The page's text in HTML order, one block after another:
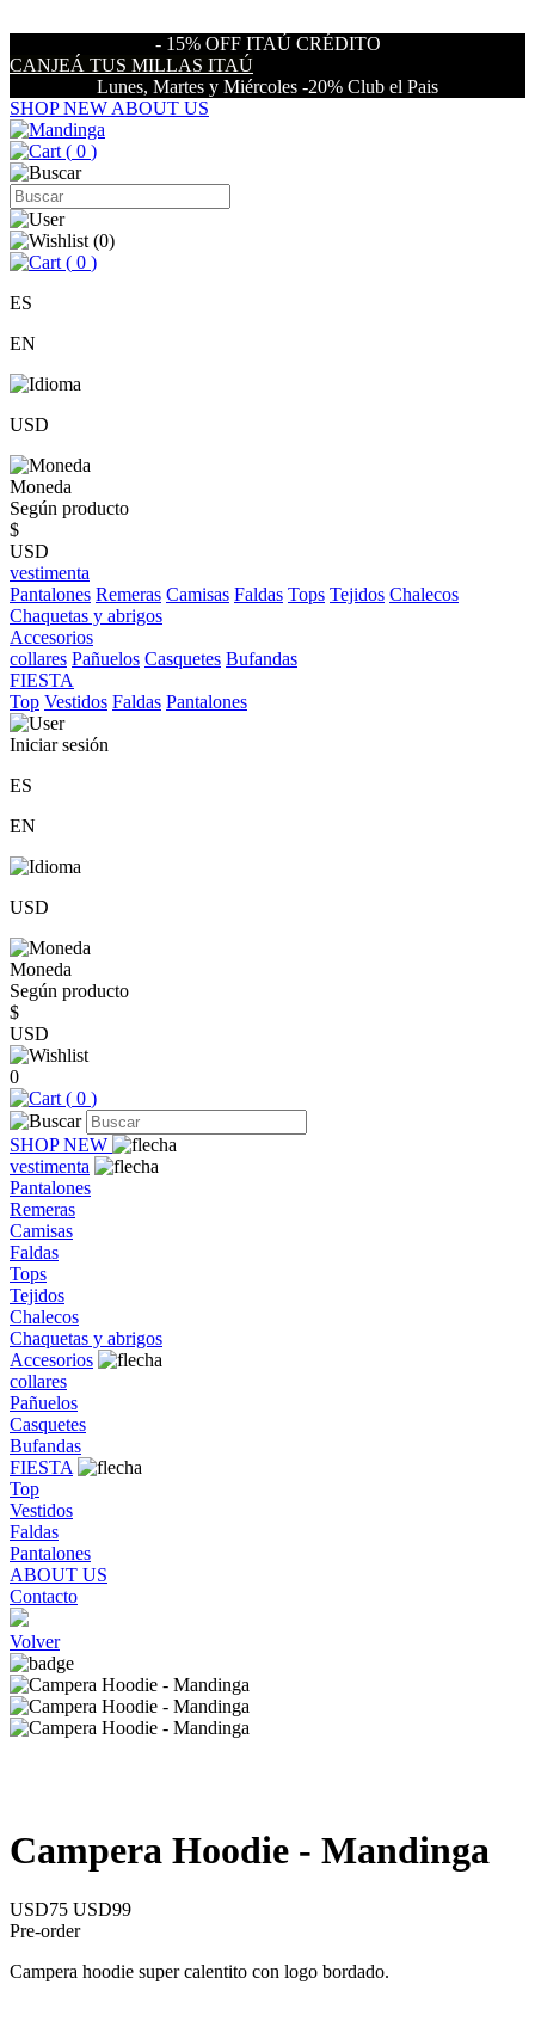
- 15% OFF ITAÚ CRÉDITO
CANJEÁ TUS MILLAS ITAÚ
Lunes, Martes y Miércoles -20% Club el Pais
SHOP NEW ABOUT US
( 0 )
(0)
( 0 )
ES
EN
USD
Moneda
Según producto
$
USD
vestimenta
Pantalones Remeras Camisas Faldas Tops Tejidos Chalecos
Chaquetas y abrigos
Accesorios
collares Pañuelos Casquetes Bufandas
FIESTA
Top Vestidos Faldas Pantalones
Iniciar sesión
ES
EN
USD
Moneda
Según producto
$
USD
0
( 0 )
SHOP NEW
vestimenta
Pantalones
Remeras
Camisas
Faldas
Tops
Tejidos
Chalecos
Chaquetas y abrigos
Accesorios
collares
Pañuelos
Casquetes
Bufandas
FIESTA
Top
Vestidos
Faldas
Pantalones
ABOUT US
Contacto
Volver
Campera Hoodie - Mandinga
USD75 USD99
Pre-order
Campera hoodie super calentito con logo bordado.